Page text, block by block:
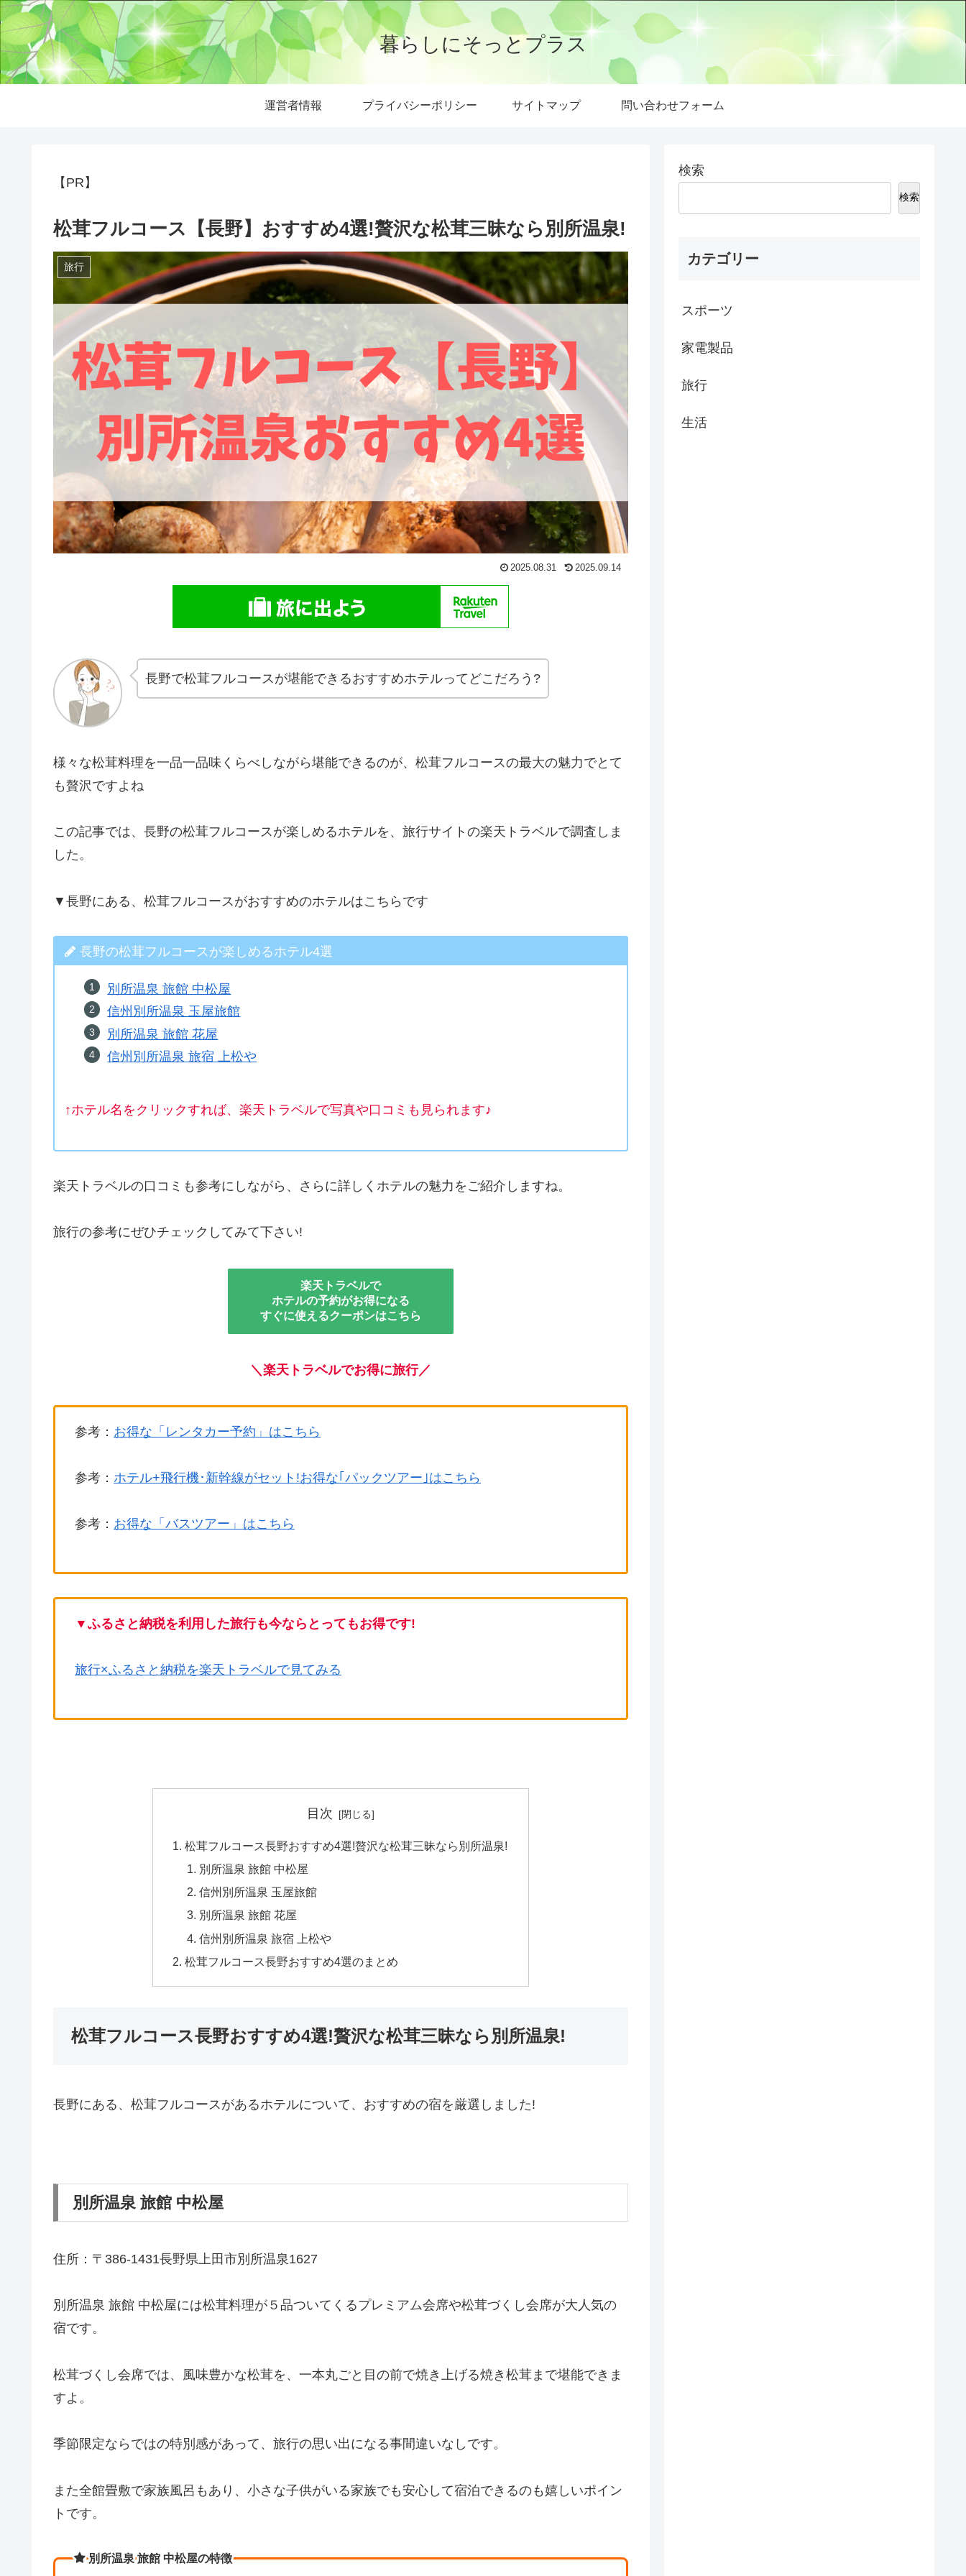
暮らしにそっとプラス
運営者情報 プライバシーポリシー サイトマップ 問い合わせフォーム
【PR】
松茸フルコース【長野】おすすめ4選!贅沢な松茸三昧なら別所温泉!
旅行
2025.08.31 2025.09.14
長野で松茸フルコースが堪能できるおすすめホテルってどこだろう?
様々な松茸料理を一品一品味くらべしながら堪能できるのが、松茸フルコースの最大の魅力でとて
も贅沢ですよね
この記事では、長野の松茸フルコースが楽しめるホテルを、旅行サイトの楽天トラベルで調査しま
した。
▼長野にある、松茸フルコースがおすすめのホテルはこちらです
長野の松茸フルコースが楽しめるホテル4選
別所温泉 旅館 中松屋
信州別所温泉 玉屋旅館
別所温泉 旅館 花屋
信州別所温泉 旅宿 上松や
↑ホテル名をクリックすれば、楽天トラベルで写真や口コミも見られます♪
楽天トラベルの口コミも参考にしながら、さらに詳しくホテルの魅力をご紹介しますね。
旅行の参考にぜひチェックしてみて下さい!
楽天トラベルで
ホテルの予約がお得になる
すぐに使えるクーポンはこちら
＼楽天トラベルでお得に旅行／
参考： お得な「レンタカー予約」はこちら
参考： ホテル+飛行機･新幹線がセット!お得な｢パックツアー｣はこちら
参考： お得な「バスツアー」はこちら
▼ ふるさと納税を利用した旅行も今ならとってもお得です!
旅行×ふるさと納税を楽天トラベルで見てみる
目次
松茸フルコース長野おすすめ4選!贅沢な松茸三昧なら別所温泉!
別所温泉 旅館 中松屋
信州別所温泉 玉屋旅館
別所温泉 旅館 花屋
信州別所温泉 旅宿 上松や
松茸フルコース長野おすすめ4選のまとめ
松茸フルコース長野おすすめ4選!贅沢な松茸三昧なら別所温泉!
長野にある、松茸フルコースがあるホテルについて、おすすめの宿を厳選しました!
別所温泉 旅館 中松屋
住所：〒386-1431長野県上田市別所温泉1627
別所温泉 旅館 中松屋には松茸料理が５品ついてくるプレミアム会席や松茸づくし会席が大人気の
宿です。
松茸づくし会席では、風味豊かな松茸を、一本丸ごと目の前で焼き上げる焼き松茸まで堪能できま
すよ。
季節限定ならではの特別感があって、旅行の思い出になる事間違いなしです。
また全館畳敷で家族風呂もあり、小さな子供がいる家族でも安心して宿泊できるのも嬉しいポイン
トです。
別所温泉 旅館 中松屋の特徴
検索
検索
カテゴリー
スポーツ
家電製品
旅行
生活